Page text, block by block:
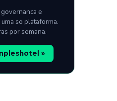
e
so plataforma.
por semana.
»